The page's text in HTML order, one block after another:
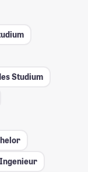
Studium
Ingenieur